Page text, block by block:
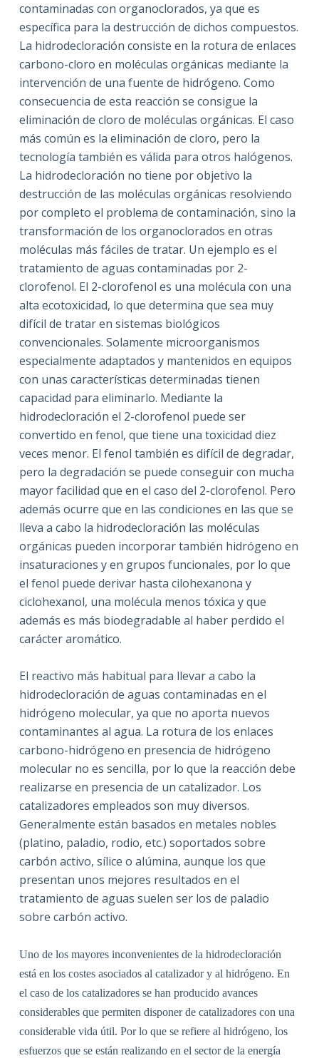
contaminadas con organoclorados, ya que es
específica para la destrucción de dichos compuestos.
La hidrodecloración consiste en la rotura de enlaces
carbono-cloro en moléculas orgánicas mediante la
intervención de una fuente de hidrógeno. Como
consecuencia de esta reacción se consigue la
eliminación de cloro de moléculas orgánicas. El caso
más común es la eliminación de cloro, pero la
tecnología también es válida para otros halógenos.
La hidrodecloración no tiene por objetivo la
destrucción de las moléculas orgánicas resolviendo
por completo el problema de contaminación, sino la
transformación de los organoclorados en otras
moléculas más fáciles de tratar. Un ejemplo es el
tratamiento de aguas contaminadas por 2-
clorofenol. El 2-clorofenol es una molécula con una
alta ecotoxicidad, lo que determina que sea muy
difícil de tratar en sistemas biológicos
convencionales. Solamente microorganismos
especialmente adaptados y mantenidos en equipos
con unas características determinadas tienen
capacidad para eliminarlo. Mediante la
hidrodecloración el 2-clorofenol puede ser
convertido en fenol, que tiene una toxicidad diez
veces menor. El fenol también es difícil de degradar,
pero la degradación se puede conseguir con mucha
mayor facilidad que en el caso del 2-clorofenol. Pero
además ocurre que en las condiciones en las que se
lleva a cabo la hidrodecloración las moléculas
orgánicas pueden incorporar también hidrógeno en
insaturaciones y en grupos funcionales, por lo que
el fenol puede derivar hasta cilohexanona y
ciclohexanol, una molécula menos tóxica y que
además es más biodegradable al haber perdido el
carácter aromático.
El reactivo más habitual para llevar a cabo la
hidrodecloración de aguas contaminadas en el
hidrógeno molecular, ya que no aporta nuevos
contaminantes al agua. La rotura de los enlaces
carbono-hidrógeno en presencia de hidrógeno
molecular no es sencilla, por lo que la reacción debe
realizarse en presencia de un catalizador. Los
catalizadores empleados son muy diversos.
Generalmente están basados en metales nobles
(platino, paladio, rodio, etc.) soportados sobre
carbón activo, sílice o alúmina, aunque los que
presentan unos mejores resultados en el
tratamiento de aguas suelen ser los de paladio
sobre carbón activo.
Uno de los mayores inconvenientes de la hidrodecloración
está en los costes asociados al catalizador y al hidrógeno. En
el caso de los catalizadores se han producido avances
considerables que permiten disponer de catalizadores con una
considerable vida útil. Por lo que se refiere al hidrógeno, los
esfuerzos que se están realizando en el sector de la energía